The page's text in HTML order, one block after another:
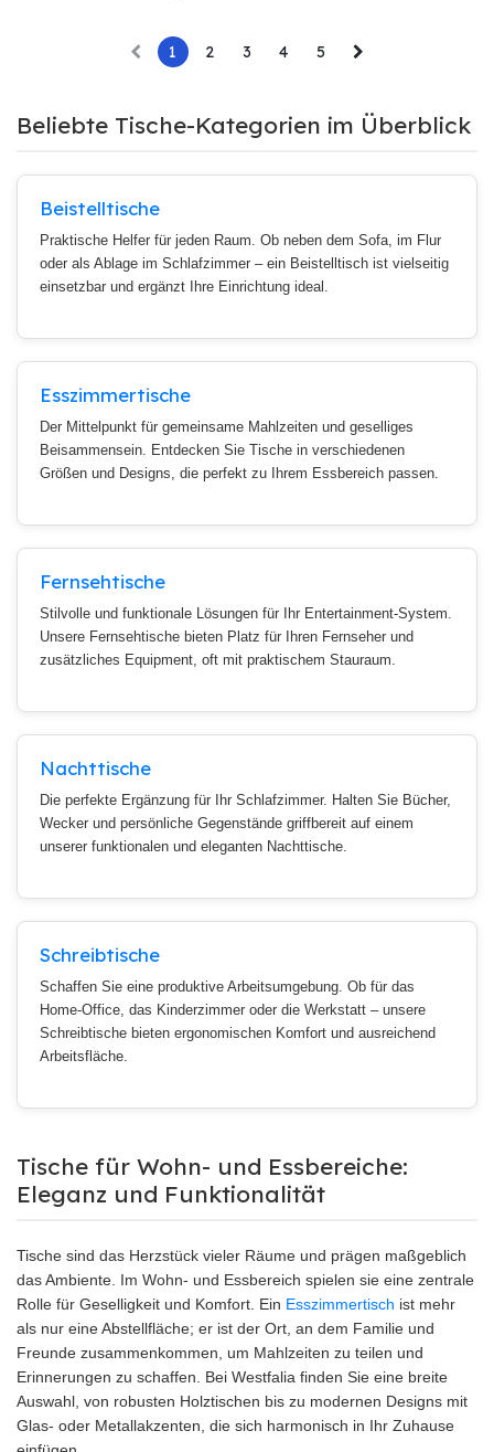
1 2 3 4 5
Beliebte Tische-Kategorien im Überblick
Beistelltische
Praktische Helfer für jeden Raum. Ob neben dem Sofa, im Flur
oder als Ablage im Schlafzimmer – ein Beistelltisch ist vielseitig
einsetzbar und ergänzt Ihre Einrichtung ideal.
Esszimmertische
Der Mittelpunkt für gemeinsame Mahlzeiten und geselliges
Beisammensein. Entdecken Sie Tische in verschiedenen
Größen und Designs, die perfekt zu Ihrem Essbereich passen.
Fernsehtische
Stilvolle und funktionale Lösungen für Ihr Entertainment-System.
Unsere Fernsehtische bieten Platz für Ihren Fernseher und
zusätzliches Equipment, oft mit praktischem Stauraum.
Nachttische
Die perfekte Ergänzung für Ihr Schlafzimmer. Halten Sie Bücher,
Wecker und persönliche Gegenstände griffbereit auf einem
unserer funktionalen und eleganten Nachttische.
Schreibtische
Schaffen Sie eine produktive Arbeitsumgebung. Ob für das
Home-Office, das Kinderzimmer oder die Werkstatt – unsere
Schreibtische bieten ergonomischen Komfort und ausreichend
Arbeitsfläche.
Tische für Wohn- und Essbereiche:
Eleganz und Funktionalität
Tische sind das Herzstück vieler Räume und prägen maßgeblich
das Ambiente. Im Wohn- und Essbereich spielen sie eine zentrale
Rolle für Geselligkeit und Komfort. Ein Esszimmertisch ist mehr
als nur eine Abstellfläche; er ist der Ort, an dem Familie und
Freunde zusammenkommen, um Mahlzeiten zu teilen und
Erinnerungen zu schaffen. Bei Westfalia finden Sie eine breite
Auswahl, von robusten Holztischen bis zu modernen Designs mit
Glas- oder Metallakzenten, die sich harmonisch in Ihr Zuhause